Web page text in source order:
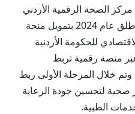
الصحة الرقمية الأردني
"المستشفى الافتراضي" الذي أُطلق عام 2024 بتمويل منحة
للحكومة الأردنية
منصة رقمية تربط
خلال المرحلة الأولى ربط
لتحسين جودة الرعاية
الطبية.